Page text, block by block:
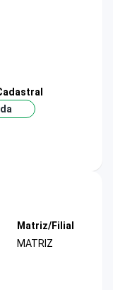
Matriz/Filial
MATRIZ